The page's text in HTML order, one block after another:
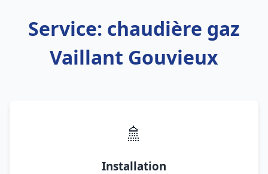
Service: chaudière gaz
Vaillant Gouvieux
🚿
Installation